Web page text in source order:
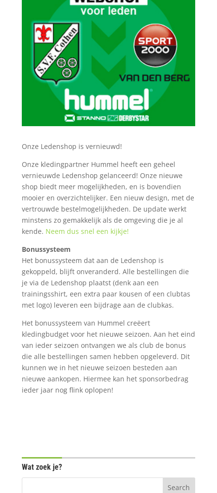
Onze Ledenshop is vernieuwd!
Onze kledingpartner Hummel heeft een geheel
vernieuwde Ledenshop gelanceerd! Onze nieuwe
shop biedt meer mogelijkheden, en is bovendien
mooier en overzichtelijker. Een nieuw design, met de
vertrouwde bestelmogelijkheden. De update werkt
minstens zo gemakkelijk als de omgeving die je al
kende. Neem dus snel een kijkje!
Bonussysteem
Het bonussysteem dat aan de Ledenshop is
gekoppeld, blijft onveranderd. Alle bestellingen die
je via de Ledenshop plaatst (denk aan een
trainingsshirt, een extra paar kousen of een clubtas
met logo) leveren een bijdrage aan de clubkas.
Het bonussysteem van Hummel creëert
kledingbudget voor het nieuwe seizoen. Aan het eind
van ieder seizoen ontvangen we als club de bonus
die alle bestellingen samen hebben opgeleverd. Dit
kunnen we in het nieuwe seizoen besteden aan
nieuwe aankopen. Hiermee kan het sponsorbedrag
ieder jaar nog flink oplopen!
Wat zoek je?